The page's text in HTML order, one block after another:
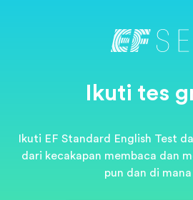
Ikuti tes
Ikuti EF Standard English Test
dari kecakapan membaca dan
pun dan di mana